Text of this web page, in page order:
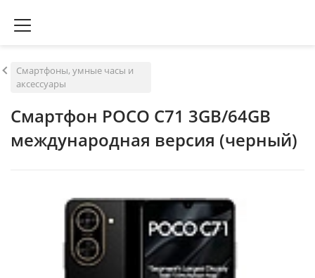
Смартфоны, умные часы и
аксессуары
Смартфон POCO C71 3GB/64GB
международная версия (черный)